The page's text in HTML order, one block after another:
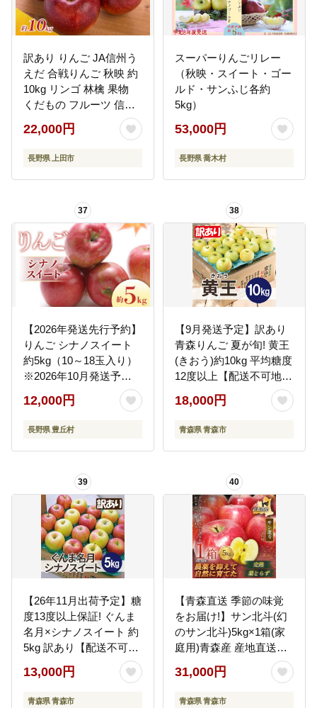
訳あり りんご JA信州う
えだ 合戦りんご 秋映 約
10kg リンゴ 林檎 果物
くだもの フルーツ 信州
長野 離乳食 訳アリ わけ
あり 傷
22,000円
長野県 上田市
スーパーりんごリレー
（秋映・スイート・ゴー
ルド・サンふじ各約
5kg）
53,000円
長野県 喬木村
37
【2026年発送先行予約】
りんご シナノスイート
約5kg（10～18玉入り）
※2026年10月発送予定
12,000円
長野県 豊丘村
38
【9月発送予定】訳あり
青森りんご 夏が旬! 黄王
(きおう)約10kg 平均糖度
12度以上【配送不可地
域：離島・沖縄県】
18,000円
青森県 青森市
39
【26年11月出荷予定】糖
度13度以上保証! ぐんま
名月×シナノスイート 約
5kg 訳あり【配送不可地
域：離島・沖縄県】
13,000円
青森県 青森市
40
【青森直送 季節の味覚
をお届け!】サン北斗(幻
のサン北斗)5kg×1箱(家
庭用)青森産 産地直送
【配送不可地域：離島】
31,000円
青森県 青森市